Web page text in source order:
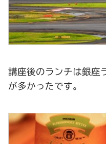
講座後のランチは銀座
が多かったです。